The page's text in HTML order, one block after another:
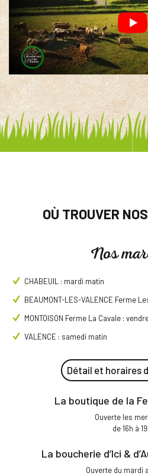
OÙ TROUVER
Nos
CHABEUIL : mardi matin
BEAUMONT-LES-VALENCE Ferme
MONTOISON Ferme La Cavale :
VALENCE : samedi matin
Détail et horaires
La boutique de la
Ouverte les
de 16h à
La boucherie d’Ici &
Ouverte du mardi